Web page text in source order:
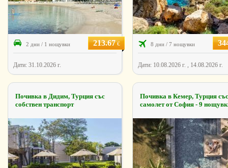
2 дни / 1 нощувки 213.67€
Дати: 31.10.2026 г.
8 дни / 7 нощувки
Дати: 10.08.2026 г. , 14.08.2026 г.
Почивка в Дидим, Турция със
собствен транспорт
Почивка в Кемер, Турция със
самолет от София - 9